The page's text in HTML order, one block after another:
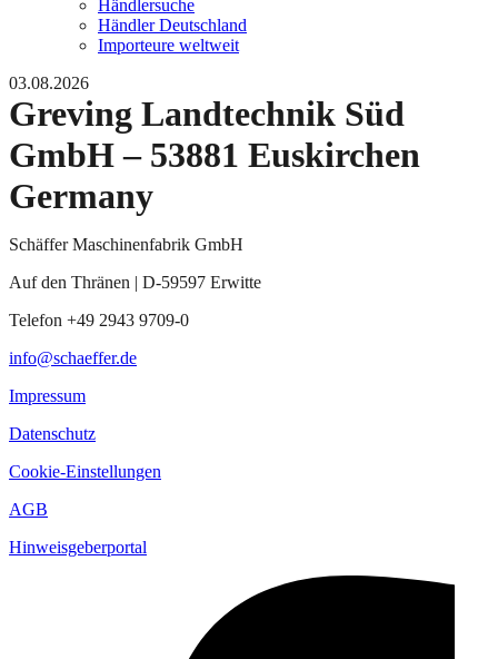
Händlersuche
Händler Deutschland
Importeure weltweit
03.08.2026
Greving Landtechnik Süd
GmbH – 53881 Euskirchen
Germany
Schäffer Maschinenfabrik GmbH
Auf den Thränen | D-59597 Erwitte
Telefon +49 2943 9709-0
info@schaeffer.de
Impressum
Datenschutz
Cookie-Einstellungen
AGB
Hinweisgeberportal